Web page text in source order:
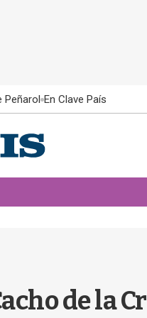
Peñarol En Clave País
de la